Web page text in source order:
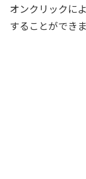
オンクリックに
することができま